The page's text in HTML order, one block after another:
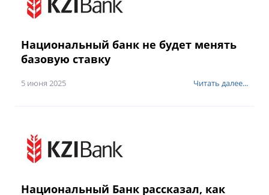
Национальный банк не будет менять
базовую ставку
5 июня 2025 Читать далее...
Национальный Банк рассказал, как